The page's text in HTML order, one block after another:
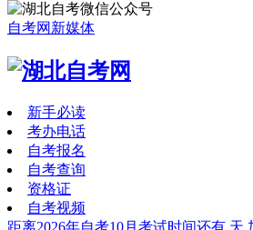
自考网新媒体
新手必读
考办电话
自考报名
自考查询
资格证
自考视频
距离2026年自考10月考试时间还有 天